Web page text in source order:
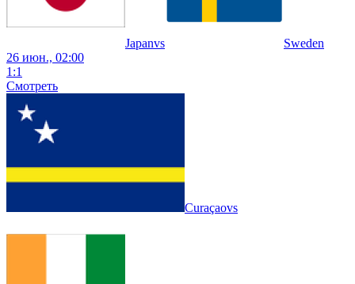
Japanvs
Sweden
26 июн., 02:00
1:1
Смотреть
Curaçaovs